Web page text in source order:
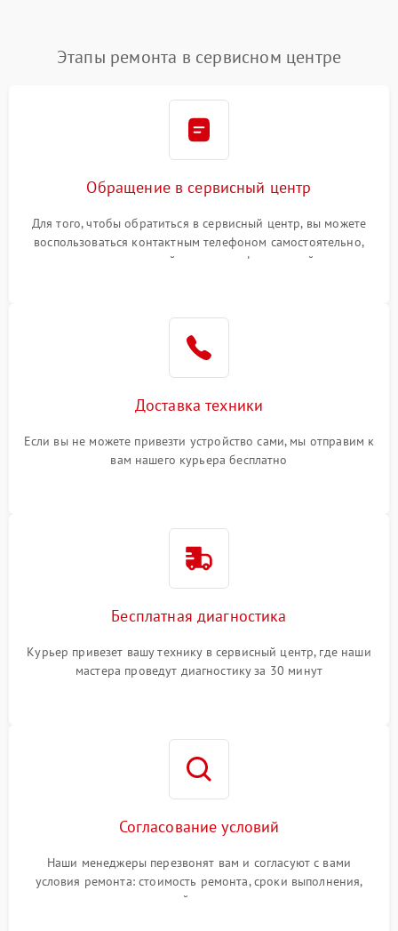
Этапы ремонта в сервисном центре
Обращение в сервисный центр
Для того, чтобы обратиться в сервисный центр, вы можете
воспользоваться контактным телефоном самостоятельно,
или оставить свой номер телефона на сайте
Доставка техники
Если вы не можете привезти устройство сами, мы отправим к
вам нашего курьера бесплатно
Бесплатная диагностика
Курьер привезет вашу технику в сервисный центр, где наши
мастера проведут диагностику за 30 минут
Согласование условий
Наши менеджеры перезвонят вам и согласуют с вами
условия ремонта: стоимость ремонта, сроки выполнения,
гарантийные условия